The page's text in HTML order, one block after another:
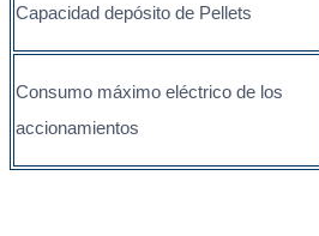
Capacidad depósito de Pellets
Consumo máximo eléctrico de los
accionamientos